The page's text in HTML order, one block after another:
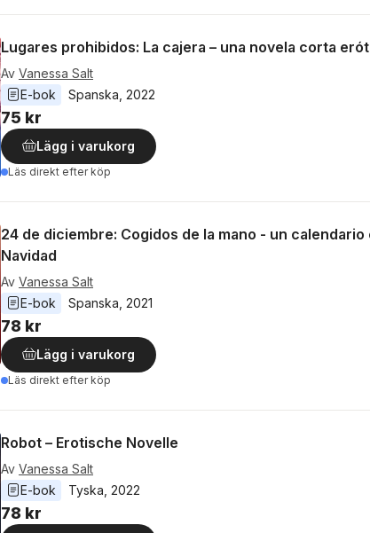
Lugares prohibidos: La cajera – una novela corta
Av Vanessa Salt
E-bok
Spanska 2022
75 kr
Lägg i varukorg
Läs direkt efter köp
24 de diciembre: Cogidos de la mano - un
Navidad
Av Vanessa Salt
E-bok
Spanska 2021
78 kr
Lägg i varukorg
Läs direkt efter köp
Robot – Erotische Novelle
Av Vanessa Salt
E-bok
Tyska 2022
78 kr